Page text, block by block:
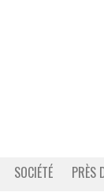
SOCIÉTÉ PRÈS